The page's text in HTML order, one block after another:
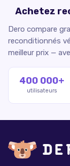
Achetez
Dero compare
reconditionnés
meilleur prix —
400 000+
utilisateurs